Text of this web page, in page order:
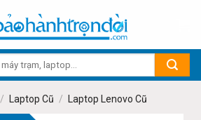
/ Laptop Cũ / Laptop Lenovo Cũ